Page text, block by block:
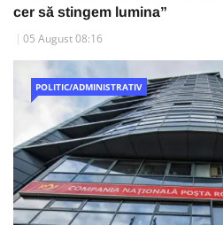
cer să stingem lumina”
05 August 08:16
POLITIC/ADMINISTRATIV